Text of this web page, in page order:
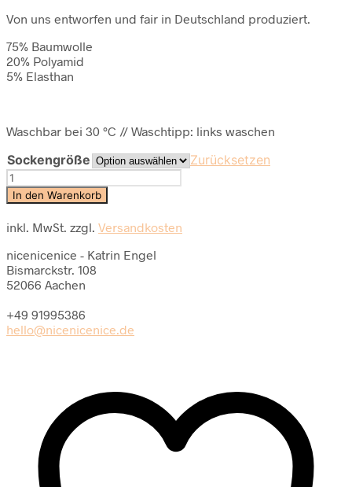
Von uns entworfen und fair in Deutschland produziert.
75% Baumwolle
20% Polyamid
5% Elasthan
Waschbar bei 30 °C // Waschtipp: links waschen
Sockengröße
Zurücksetzen
Kniestrümpfe
wild
shapes
-
Menge
In den Warenkorb
inkl. MwSt. zzgl. Versandkosten
nicenicenice - Katrin Engel
Bismarckstr. 108
52066 Aachen
+49 91995386
hello@nicenicenice.de